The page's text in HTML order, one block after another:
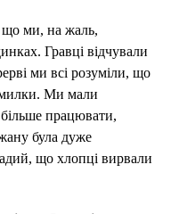
ми, на жаль,
Гравці відчували
ми всі розуміли, що
Ми мали
працювати,
була дуже
що хлопці вирвали